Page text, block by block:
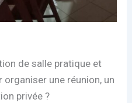
de salle pratique et
organiser une réunion, un
privée ?